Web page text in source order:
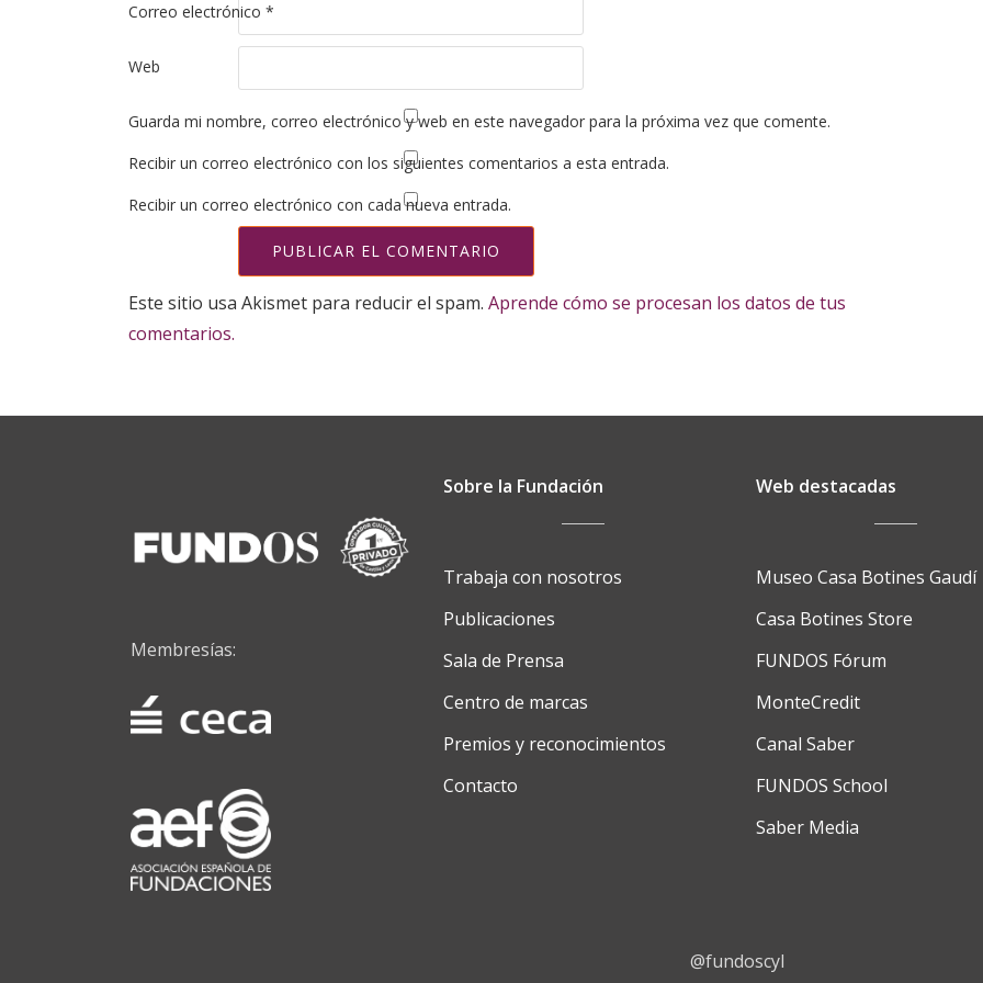
Correo electrónico *
Web
Guarda mi nombre, correo electrónico y web en este navegador para la próxima vez que comente.
Recibir un correo electrónico con los siguientes comentarios a esta entrada.
Recibir un correo electrónico con cada nueva entrada.
Este sitio usa Akismet para reducir el spam. Aprende cómo se procesan los datos de tus
comentarios.
Membresías:
Sobre la Fundación
Trabaja con nosotros
Publicaciones
Sala de Prensa
Centro de marcas
Premios y reconocimientos
Contacto
Web destacadas
Museo Casa Botines Gaudí
Casa Botines Store
FUNDOS Fórum
MonteCredit
Canal Saber
FUNDOS School
Saber Media
@fundoscyl